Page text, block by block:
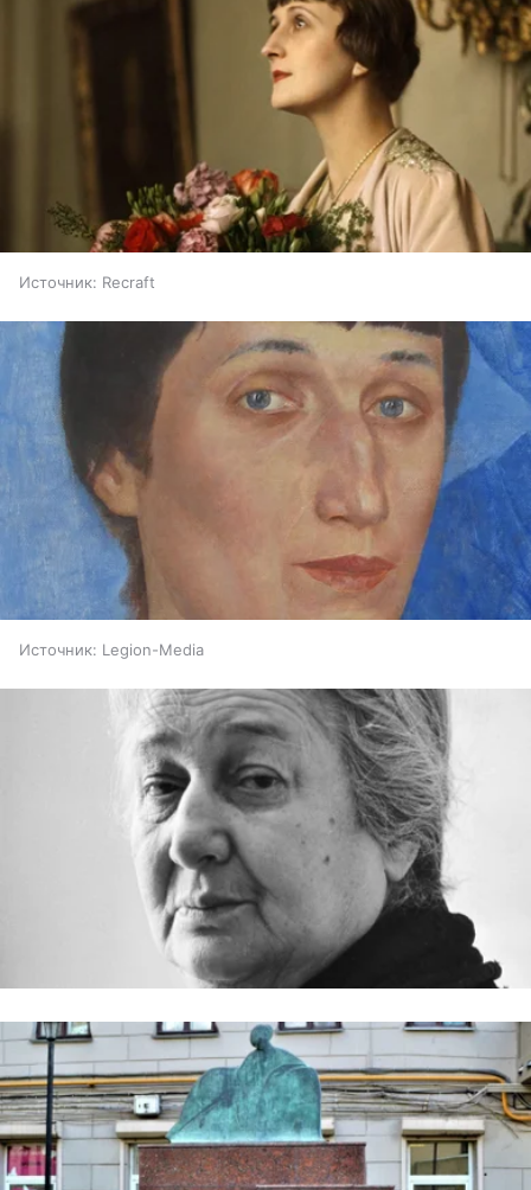
Источник: Recraft
Источник: Legion-Media